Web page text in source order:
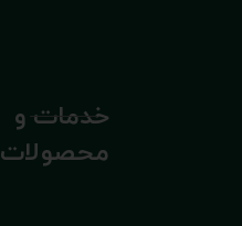
خدمات و
محصولات